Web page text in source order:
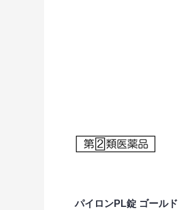
パイロンPL錠 ゴールド